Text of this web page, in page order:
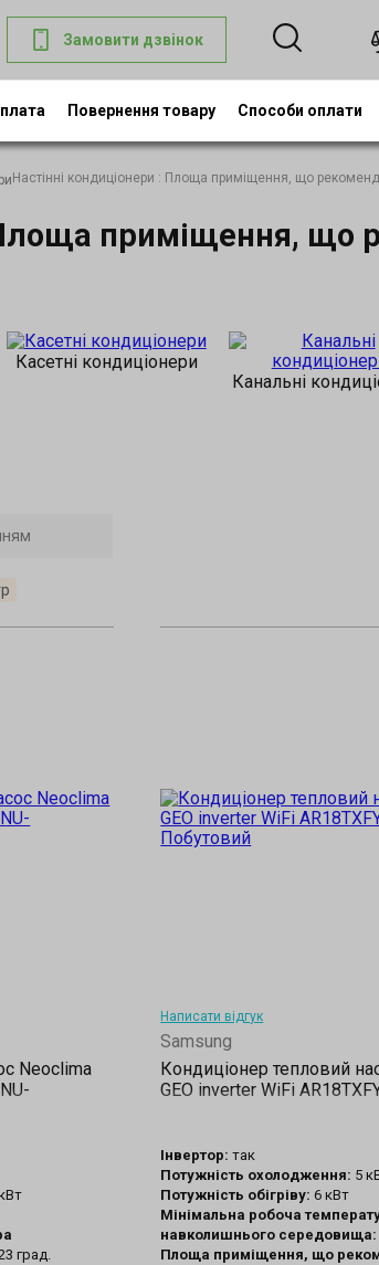
Замовити дзвінок
Повернення товару Способи оплати
Настінні кондиціонери : Площа приміщення, що
приміщення, що
Касетні кондиціонери
Канальні
Neoclima
град.
Написати відгук
Samsung
Кондиціонер тепловий
GEO inverter WiFi
Інвертор: так
Потужність охолодження: 5
Потужність обігріву: 6 кВт
Мінімальна робоча
навколишнього середовища:
Площа приміщення, що